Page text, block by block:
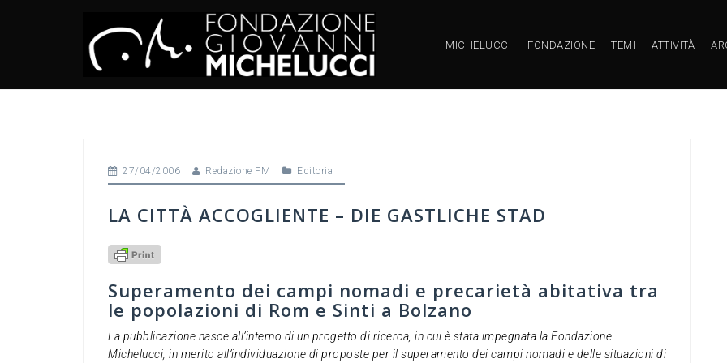
MICHELUCCI FONDAZIONE TEMI ATTIVITÀ
27/04/2006 Redazione FM Editoria
LA CITTÀ ACCOGLIENTE – DIE GASTLICHE STAD
Superamento dei campi nomadi e precarietà abitativa tra
le popolazioni di Rom e Sinti a Bolzano
La pubblicazione nasce all’interno di un progetto di ricerca, in cui è stata impegnata la Fondazione
Michelucci, in merito all’individuazione di proposte per il superamento dei campi nomadi e delle situazioni di